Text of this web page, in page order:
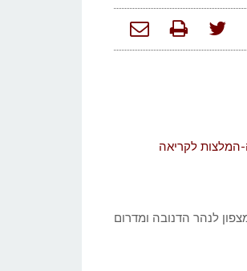
המלצות לקריאה
לנהר הדנובה ומדרום